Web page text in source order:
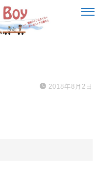
2018年8月2日